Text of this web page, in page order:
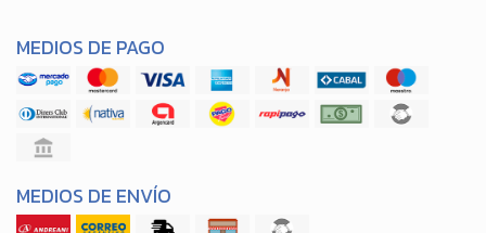
MEDIOS DE PAGO
MEDIOS DE ENVÍO